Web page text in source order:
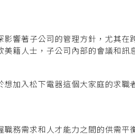
響著子公司的管理方針，尤其
籍人士，子公司內部的會議和訊
加入松下電器這個大家庭的求
務需求和人才能力之間的供需平